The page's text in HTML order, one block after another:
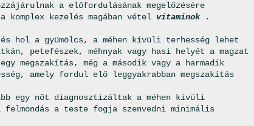
a előfordulásának megelőzésére
komplex kezelés magában vétel vitaminok
.
hol a gyümölcs, a méhen kívüli terhesség lehet
petefészek, méhnyak vagy hasi helyét a magzat
megszakítás, még a második vagy a harmadik
amely fordul elő leggyakrabban megszakítás
egy nőt diagnosztizáltak a méhen kívüli
a teste fogja szenvedni minimális